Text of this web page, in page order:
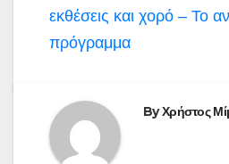
εκθέσεις και χορό – Το
πρόγραμμα
ByΧρήστος